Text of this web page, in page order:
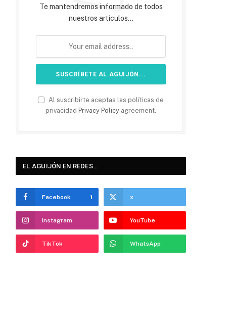
Te mantendremos informado de todos
nuestros artículos...
Al suscribirte aceptas las políticas de
privacidad Privacy Policy agreement.
EL AGUIJÓN EN REDES…
Facebook 1 x
Instagram YouTube
TikTok WhatsApp